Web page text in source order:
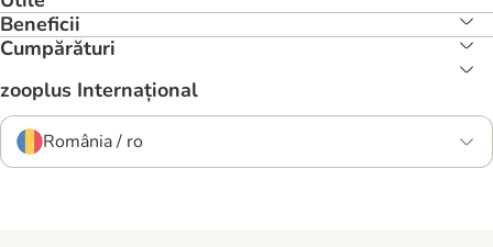
Beneficii
Cumpărături
zooplus Internațional
România / ro